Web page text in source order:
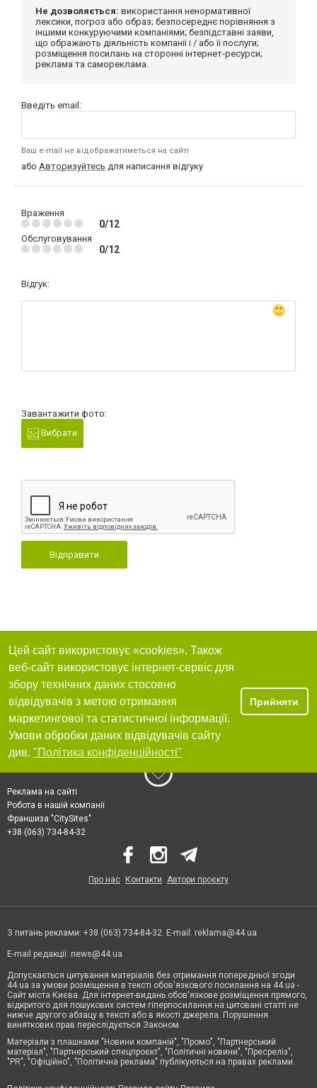
Не дозволяється: використання ненормативної
лексики, погроз або образ; безпосереднє порівняння з
іншими конкуруючими компаніями; безпідставні заяви,
що ображають діяльність компанії і / або її послуги;
розміщення посилань на сторонні інтернет-ресурси;
реклама та самореклама.
Введіть email:
Ваш e-mail не відображатиметься на сайті
або Авторизуйтесь для написання відгуку
Враження
0/12
Обслуговування
0/12
Відгук:
Завантажити фото:
Вибрати
Відправити
Цей сайт використовує «cookies». Також
веб-сайт використовує інтернет-сервіс для
збору технічних даних стосовно
відвідувачів з метою отримання
маркетингової та статистичної інформації.
Умови обробки даних відвідувачів сайту
див. "Політика конфіденційності"
Прийняти
Реклама на сайті
Робота в нашій компанії
Франшиза "CitySites"
+38 (063) 734-84-32
Про нас Контакти Автори проєкту
З питань реклами: +38 (063) 734-84-32. E-mail: reklama@44.ua
E-mail редакції: news@44.ua
Допускається цитування матеріалів без отримання попередньої згоди
44.ua за умови розміщення в тексті обов'язкового посилання на 44.ua -
Сайт міста Києва. Для інтернет-видань обов'язкове розміщення прямого,
відкритого для пошукових систем гіперпосилання на цитовані статті не
нижче другого абзацу в тексті або в якості джерела. Порушення
виняткових прав переслідується Законом.
Матеріали з плашками "Новини компаній", "Промо", "Партнерський
матеріал", "Партнерський спецпроєкт", "Політичні новини", "Пресреліз",
"PR", "Офіційно", "Політична реклама" публікуються на правах реклами.